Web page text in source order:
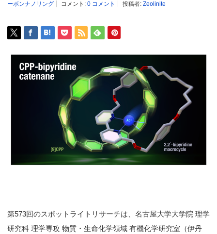
ーボンナノリング
コメント: 0 コメント 投稿者: Zeolinite
第573回のスポットライトリサーチは、名古屋大学大学院 理学
研究科 理学専攻 物質・生命化学領域 有機化学研究室（伊丹